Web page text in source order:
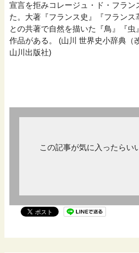
宣言を拒みコレージュ・ド・フラン
た。大著『フランス史』『フランス
との共著で自然を描いた『鳥』『虫
作品がある。 (山川 世界史小辞典（
山川出版社)
この記事が気に入ったらい